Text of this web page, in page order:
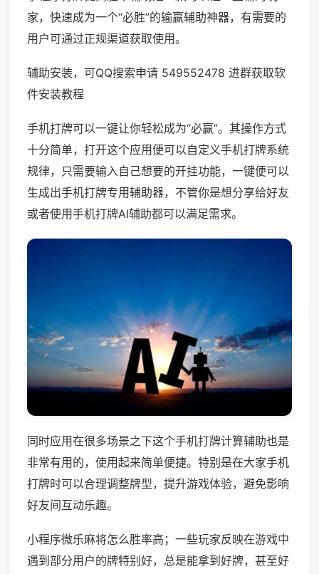
家，快速成为一个“必胜”的输赢辅助神器，有需要的
用户可通过正规渠道获取使用。
辅助安装，可QQ搜索申请 549552478 进群获取软
件安装教程
手机打牌可以一键让你轻松成为“必赢”。其操作方式
十分简单，打开这个应用便可以自定义手机打牌系统
规律，只需要输入自己想要的开挂功能，一键便可以
生成出手机打牌专用辅助器，不管你是想分享给好友
或者使用手机打牌AI辅助都可以满足需求。
同时应用在很多场景之下这个手机打牌计算辅助也是
非常有用的，使用起来简单便捷。特别是在大家手机
打牌时可以合理调整牌型，提升游戏体验，避免影响
好友间互动乐趣。
小程序微乐麻将怎么胜率高；一些玩家反映在游戏中
遇到部分用户的牌特别好，总是能拿到好牌，甚至好